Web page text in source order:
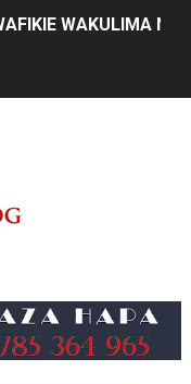
WAKULIMA NA
WATEMBELEA
BIASHARA
kuanzisha klabu
YA CCM